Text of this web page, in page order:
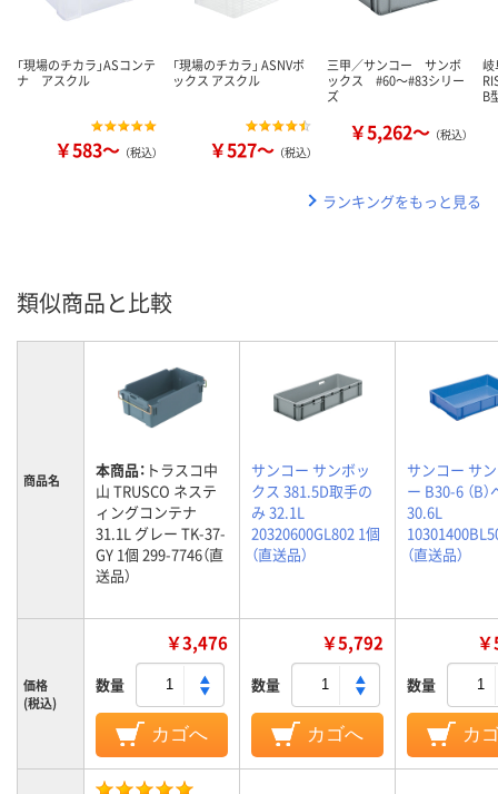
「現場のチカラ」ASコンテ
ナ アスクル
￥583～ （税込）
「現場のチカラ」 ASNVボ
ックス アスクル
￥527～ （税込）
三甲／サンコー サンボ
ックス #60～#83シリー
ズ
￥5,262～ （税込）
岐
B
ランキングをもっと見る
類似商品と比較
商品名 本商品： トラスコ中
山 TRUSCO ネステ
ィングコンテナ
31.1L グレー TK-37-
GY 1個 299-7746（直
送品）
サンコー サンボッ
クス 381.5D取手の
み 32.1L
20320600GL802 1個
（直送品）
サンコー サ
ー B30-6 （B）
30.6L
（直送品）
価格
(税込)
￥3,476
数量
カゴへ
￥5,792
数量
カゴへ
数量
カ